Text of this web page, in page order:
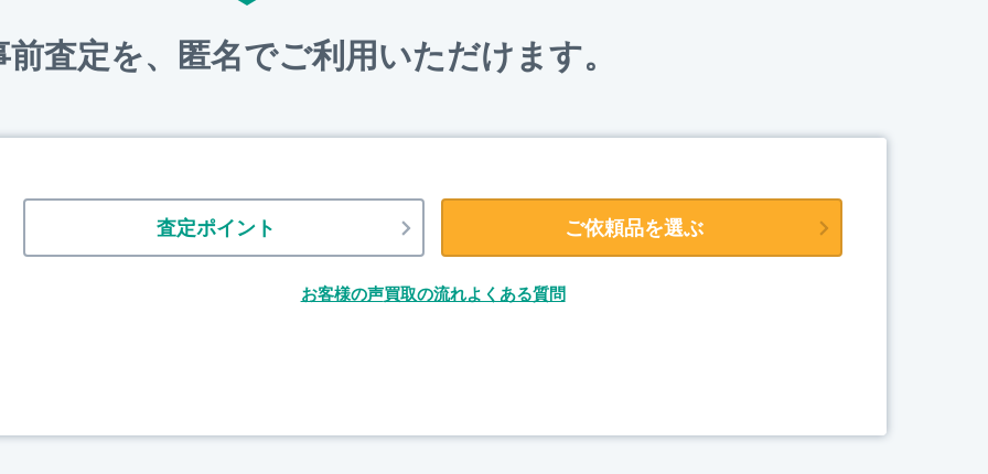
査定を、匿名でご利用いただけます。
査定ポイント ご依頼品を選ぶ
お客様の声買取の流れよくある質問